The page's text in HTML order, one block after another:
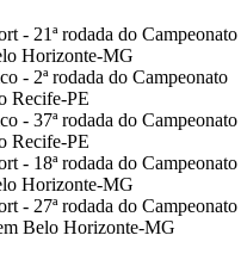
- 21ª rodada do Campeonato
Horizonte-MG
- 2ª rodada do Campeonato
Recife-PE
- 37ª rodada do Campeonato
Recife-PE
- 18ª rodada do Campeonato
Horizonte-MG
- 27ª rodada do Campeonato
Belo Horizonte-MG